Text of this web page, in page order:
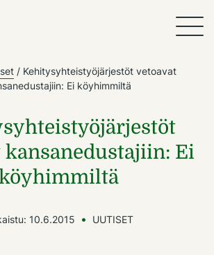
/ Kehitysyhteistyöjärjestöt vetoavat
Ei köyhimmiltä
kansanedustajiin: Ei
10.6.2015 UUTISET